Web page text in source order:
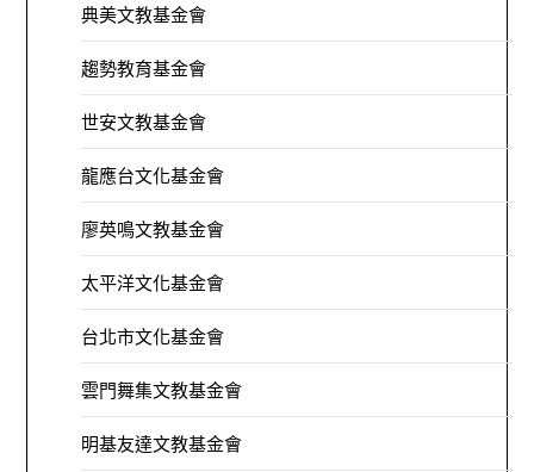
典美文教基金會
趨勢教育基金會
世安文教基金會
龍應台文化基金會
廖英鳴文教基金會
太平洋文化基金會
台北市文化基金會
雲門舞集文教基金會
明基友達文教基金會